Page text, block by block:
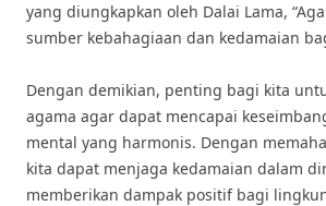
yang diungkapkan oleh Dalai Lama,
sumber kebahagiaan dan kedamaian
Dengan demikian, penting bagi kita
agama agar dapat mencapai
mental yang harmonis. Dengan
kita dapat menjaga kedamaian dalam
memberikan dampak positif bagi